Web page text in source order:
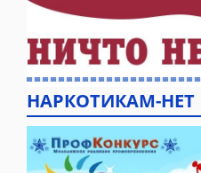
НАРКОТИКАМ-НЕТ